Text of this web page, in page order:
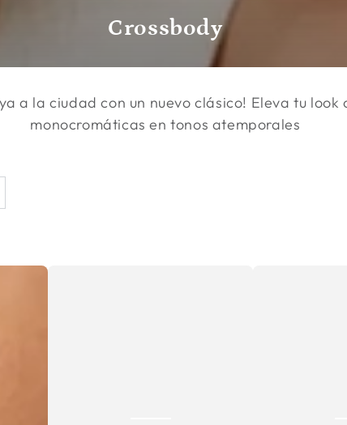
Colección:
Crossbody
a la ciudad con un nuevo clásico! Eleva tu look
monocromáticas en tonos atemporales